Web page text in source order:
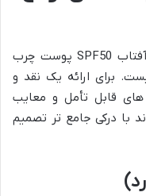
هیچ محصولی کامل نیست و کرم ضد آفتاب SPF50 پوست چرب
برای ارائه یک نقد و
های قابل تأمل و معایب
با درکی جامع تر تصمیم